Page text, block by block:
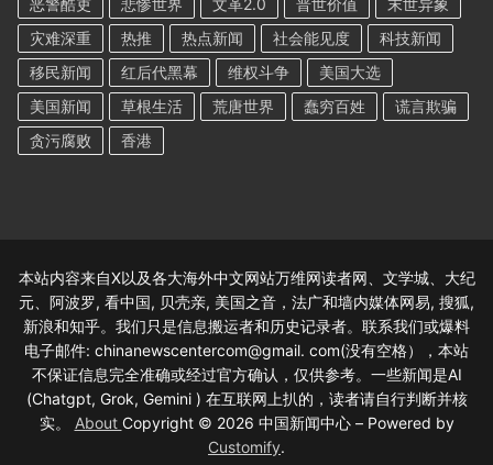
灾难深重
热推 热点新闻 社会能见度
科技新闻
移民新闻
红后代黑幕 维权斗争
美国大选
美国新闻
草根生活 荒唐世界 蠢穷百姓
谎言欺骗
贪污腐败
香港
本站内容来自X以及各大海外中文网站万维网读者网、文学城、大纪
元、阿波罗, 看中国, 贝壳亲, 美国之音，法广和墙内媒体网易, 搜狐,
新浪和知乎。我们只是信息搬运者和历史记录者。联系我们或爆料
电子邮件: chinanewscentercom@gmail. com(没有空格），本站
不保证信息完全准确或经过官方确认，仅供参考。一些新闻是AI
(Chatgpt, Grok, Gemini ) 在互联网上扒的，读者请自行判断并核
实。 About Copyright © 2026 中国新闻中心 – Powered by
Customify.